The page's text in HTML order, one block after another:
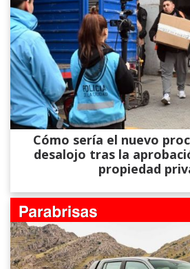
Cómo sería el nuevo
desalojo tras la
propiedad